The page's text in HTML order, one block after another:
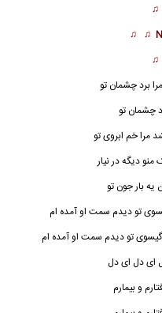
♫ ♫
برد چشمان تو
چشمان تو
مرا خم ابروی تو
دیگه در نیار
بار جون تو
تو دیدم سمت او آمده ام
گیسوی تو دیدم سمت او آمده ام
ای دل ای دل
و بیمارم